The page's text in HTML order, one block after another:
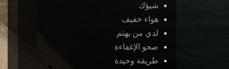
شيؤك
هواء خفيف
لدي من يهتم
صحو الإغفاءة
طريقة وحيدة